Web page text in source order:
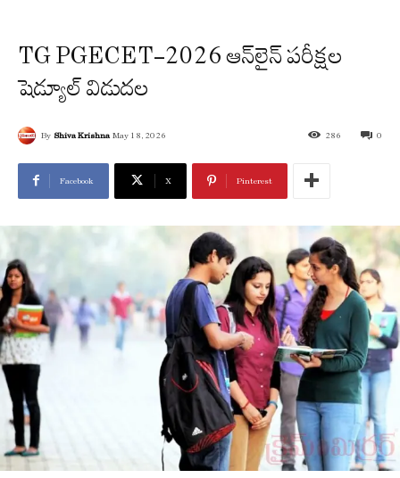
TG PGECET-2026 ఆన్‌లైన్ పరీక్షల
షెడ్యూల్ విడుదల
By Shiva Krishna May 18, 2026 0
286
Facebook X Pinterest